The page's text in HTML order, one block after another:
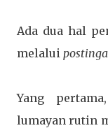
Ada dua hal
melalui
Yang
lumayan rutin